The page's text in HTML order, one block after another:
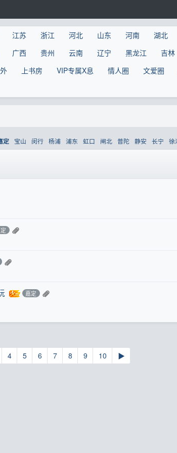
江苏 浙江 河北 山东 河南 湖北
广西 贵州 云南 辽宁 黑龙江 吉林
上书房 VIP专属X息 情人圈 文爱圈
定 宝山 闵行 杨浦 浦东 虹口 闸北 普陀 静安 长宁 徐
嘉定
4 5 6 7 8 9 10 ▶